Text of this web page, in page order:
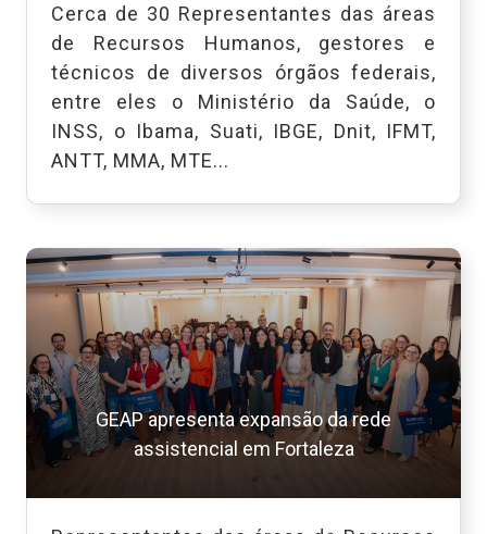
Cerca de 30 Representantes das áreas
de Recursos Humanos, gestores e
técnicos de diversos órgãos federais,
entre eles o Ministério da Saúde, o
INSS, o Ibama, Suati, IBGE, Dnit, IFMT,
ANTT, MMA, MTE...
GEAP apresenta expansão da rede
assistencial em Fortaleza